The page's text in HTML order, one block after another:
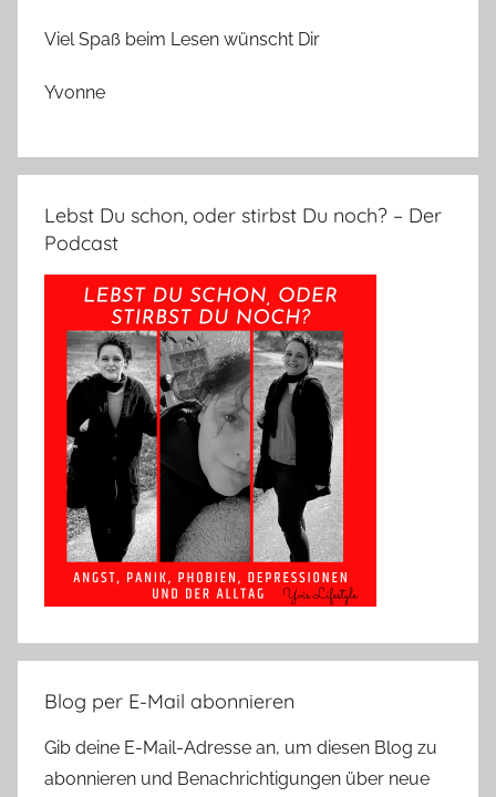
Viel Spaß beim Lesen wünscht Dir
Yvonne
Lebst Du schon, oder stirbst Du noch? – Der
Podcast
Blog per E-Mail abonnieren
Gib deine E-Mail-Adresse an, um diesen Blog zu
abonnieren und Benachrichtigungen über neue